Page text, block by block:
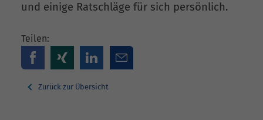
und einige Ratschläge für sich persönlich.
Teilen:
Zurück zur Übersicht